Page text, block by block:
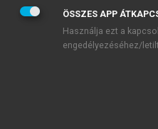
ÖSSZES APP
Használja ezt a
engedélyezéséhez/